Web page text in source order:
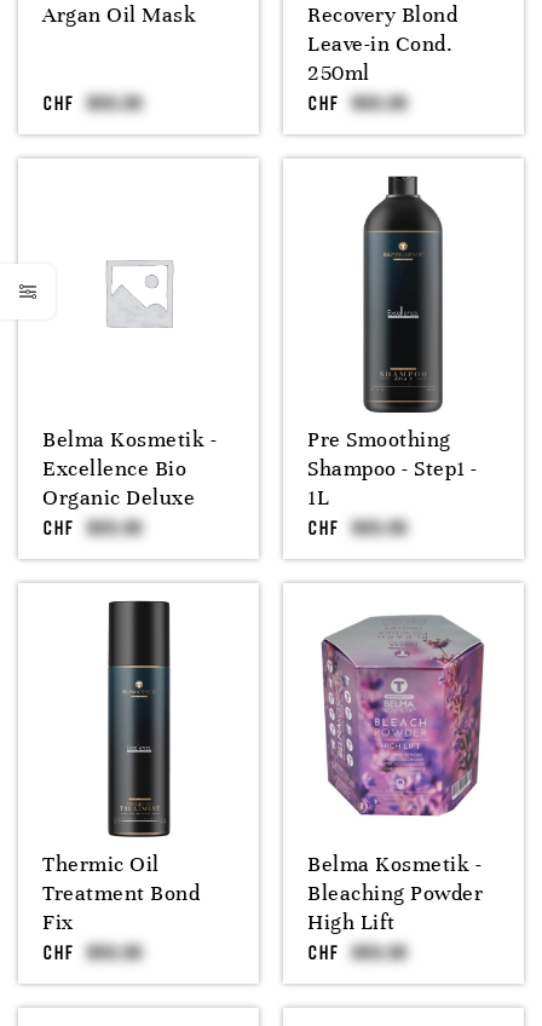
Argan Oil Mask
CHF
Recovery Blond
Leave-in Cond.
250ml
CHF
Belma Kosmetik -
Excellence Bio
Organic Deluxe
CHF
Pre Smoothing
Shampoo - Step1 -
1L
CHF
Thermic Oil
Treatment Bond
Fix
CHF
Belma Kosmetik -
Bleaching Powder
High Lift
CHF